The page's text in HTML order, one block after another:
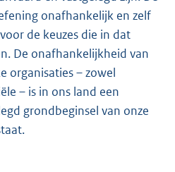
onafhankelijk en zelf
de keuzes die in dat
De onafhankelijkheid van
organisaties – zowel
– is in ons land een
grondbeginsel van onze